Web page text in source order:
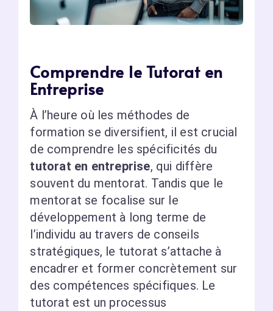
Comprendre le Tutorat en
Entreprise
À l’heure où les méthodes de
formation se diversifient, il est crucial
de comprendre les spécificités du
tutorat en entreprise, qui diffère
souvent du mentorat. Tandis que le
mentorat se focalise sur le
développement à long terme de
l’individu au travers de conseils
stratégiques, le tutorat s’attache à
encadrer et former concrètement sur
des compétences spécifiques. Le
tutorat est un processus